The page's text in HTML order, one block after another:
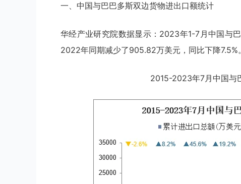
一、中国与巴巴多斯双边货物进出口额统计
华经产业研究院数据显示：2023年1-7月中国与
2022年同期减少了905.82万美元，同比下降7.5%。
2015-2023年7月中国与